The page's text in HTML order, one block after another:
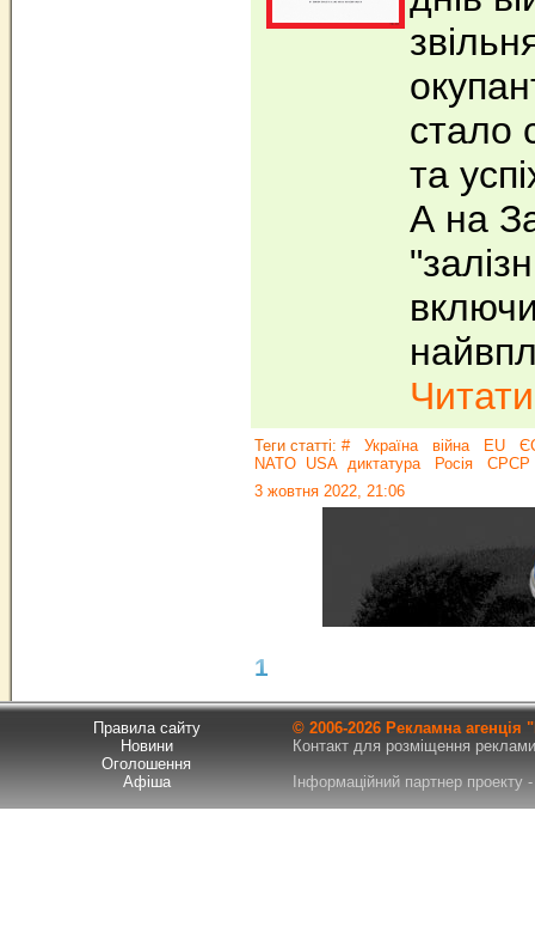
стало
та
А на
Теги статті: # Україна війна EU
NATO USA диктатура Росія
СРСР
3 жовтня 2022, 21:06
1
Правила сайту
Новини
Оголошення
Афіша
© 2006-2026 Рекламна
Контакт для розміщення
Інформаційний партнер проекту